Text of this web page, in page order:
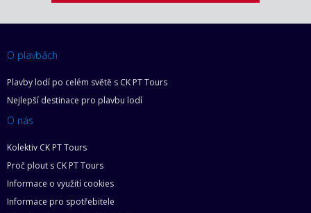
O plavbách
Plavby lodí po celém světě s CK PT Tours
Nejlepší destinace pro plavbu lodí
O nás
Kolektiv CK PT Tours
Proč plout s CK PT Tours
Informace o využití cookies
Informace pro spotřebitele